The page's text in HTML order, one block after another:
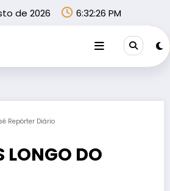
de 2026 6:32:26 PM
Repórter Diário
LONGO DO